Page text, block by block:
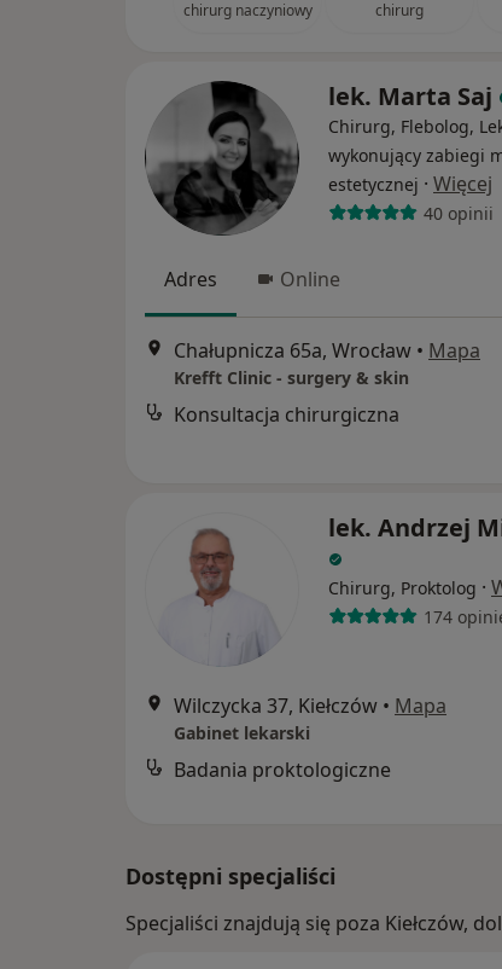
chirurg naczyniowy
chirurg
lek. Marta Saj
Chirurg, Flebolog,
wykonujący zabiegi
estetycznej · Więcej
40 opinii
Adres Online
Chałupnicza 65a, Wrocław • Mapa
Krefft Clinic - surgery & skin
Konsultacja chirurgiczna
lek. Andrzej
Chirurg, Proktolog ·
174
Wilczycka 37, Kiełczów • Mapa
Gabinet lekarski
Badania proktologiczne
Dostępni specjaliści
Specjaliści znajdują się poza Kiełczów,